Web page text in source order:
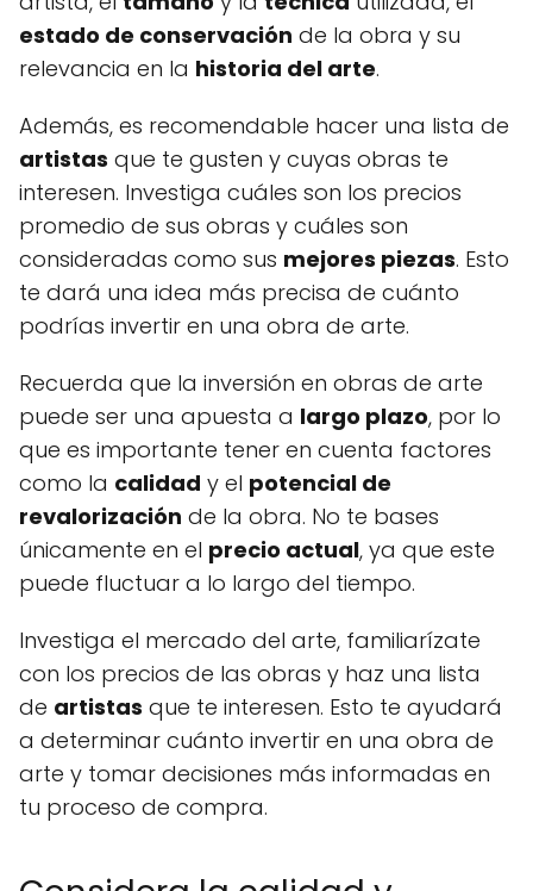
estado de conservación de la obra y su
relevancia en la historia del arte.
Además, es recomendable hacer una lista de
artistas que te gusten y cuyas obras te
interesen. Investiga cuáles son los precios
promedio de sus obras y cuáles son
consideradas como sus mejores piezas. Esto
te dará una idea más precisa de cuánto
podrías invertir en una obra de arte.
Recuerda que la inversión en obras de arte
puede ser una apuesta a largo plazo, por lo
que es importante tener en cuenta factores
como la calidad y el potencial de
revalorización de la obra. No te bases
únicamente en el precio actual, ya que este
puede fluctuar a lo largo del tiempo.
Investiga el mercado del arte, familiarízate
con los precios de las obras y haz una lista
de artistas que te interesen. Esto te ayudará
a determinar cuánto invertir en una obra de
arte y tomar decisiones más informadas en
tu proceso de compra.